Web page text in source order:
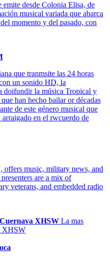
desde Colonia Elisa, de
musical variada que abarca
momento y del pasado, con
que tranmsite las 24 horas
un sonido HD, la
doifundir la música Tropical y
han hecho bailar or décadas
de este género musical que
en el rwcuerdo de
offers music, military news, and
are a mix of
veterans, and embedded radio
XHSW La mas
XHSW